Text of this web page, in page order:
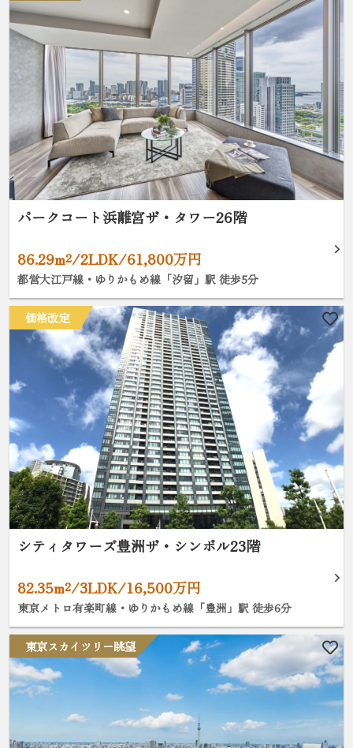
パークコート浜離宮ザ・タワー26階
86.29m²/2LDK/61,800万円
都営大江戸線・ゆりかもめ線「汐留」駅 徒歩5分
価格改定
シティタワーズ豊洲ザ・シンボル23階
82.35m²/3LDK/16,500万円
東京メトロ有楽町線・ゆりかもめ線「豊洲」駅 徒歩6分
東京スカイツリー眺望